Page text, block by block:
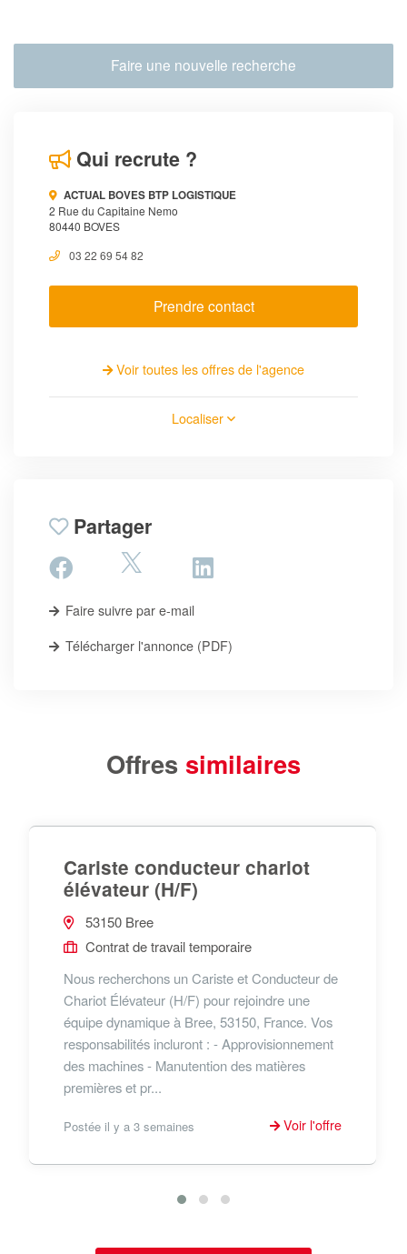
Faire une nouvelle recherche
Qui recrute ?
ACTUAL BOVES BTP LOGISTIQUE
2 Rue du Capitaine Nemo
80440 BOVES
03 22 69 54 82
Prendre contact
Voir toutes les offres de l'agence
Localiser
Partager
Faire suivre par e-mail
Télécharger l'annonce (PDF)
Offres similaires
Cariste conducteur chariot
élévateur (H/F)
53150 Bree
Contrat de travail temporaire
Nous recherchons un Cariste et Conducteur de
Chariot Élévateur (H/F) pour rejoindre une
équipe dynamique à Bree, 53150, France. Vos
responsabilités incluront : - Approvisionnement
des machines - Manutention des matières
premières et pr...
Postée il y a 3 semaines Voir l'offre